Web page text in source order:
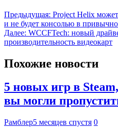
Предыдущая: Project Helix
и не будет консолью в
Далее: WCCFTech: новый
производительность видеокарт
Похожие новости
5 новых игр в
вы могли
Рамблер5 месяцев спустя 0